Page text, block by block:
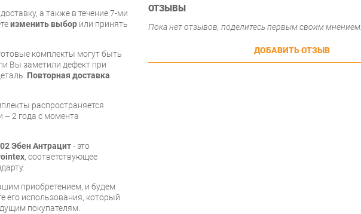
а также в течение 7-ми
изменить выбор или принять
комплекты могут быть
Вы заметили дефект при
Повторная доставка
распространяется
– 2 года с момента
Эбен Антрацит- это
, соответствующее
приобретением, и будем
его использования, который
покупателям.
ОТЗЫВЫ
Пока нет отзывов, поделитесь первым своим мнением.
ДОБАВИТЬ ОТЗЫВ